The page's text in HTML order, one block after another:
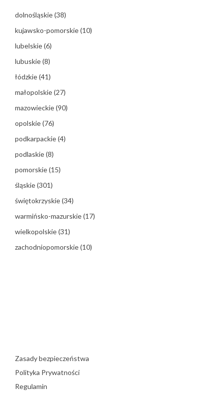
dolnośląskie(38)
kujawsko-pomorskie(10)
lubelskie(6)
lubuskie(8)
łódzkie(41)
małopolskie(27)
mazowieckie(90)
opolskie(76)
podkarpackie(4)
podlaskie(8)
pomorskie(15)
śląskie(301)
świętokrzyskie(34)
warmińsko-mazurskie(17)
wielkopolskie(31)
zachodniopomorskie(10)
Zasady bezpieczeństwa
Polityka Prywatności
Regulamin